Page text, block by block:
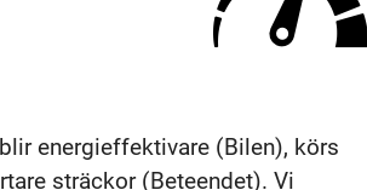
energieffektivare (Bilen), körs
sträckor (Beteendet). Vi